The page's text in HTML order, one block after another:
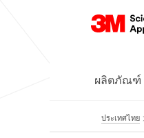
ผลิตภัณฑ์
ประเทศไทย